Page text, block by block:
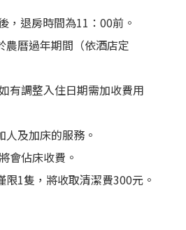
，退房時間為11：00前。
農曆過年期間（依酒店定
有調整入住日期需加收費用
及加床的服務。
會佔床收費。
1隻，將收取清潔費300元。